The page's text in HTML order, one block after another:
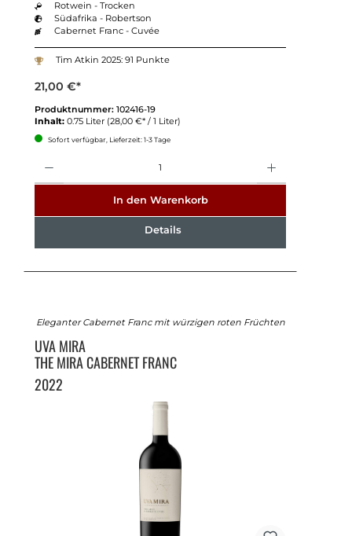
Rotwein - Trocken
Südafrika - Robertson
Cabernet Franc - Cuvée
Tim Atkin 2025: 91 Punkte
21,00 €*
Produktnummer: 102416-19
Inhalt: 0.75 Liter (28,00 €* / 1 Liter)
Sofort verfügbar, Lieferzeit: 1-3 Tage
In den Warenkorb
Details
Eleganter Cabernet Franc mit würzigen roten Früchten
UVA MIRA
THE MIRA CABERNET FRANC
2022